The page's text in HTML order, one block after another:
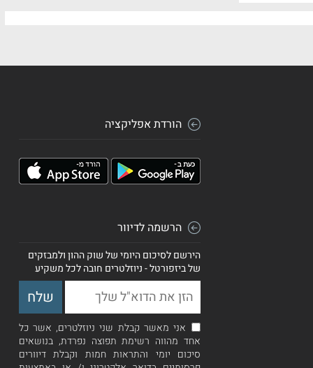
הורדת אפליקציה
הרשמה לדיוור
הירשם לסיכום היומי של שוק ההון ולמבזקים
של ביזפורטל - ניוזלטרים חובה לכל משקיע
אני מאשר קבלת שני ניוזלטרים, אשר כל
אחד מהווה רשימת תפוצה נפרדת, בנושאים
סיכום יומי והתראות חמות וקבלת דיוורים